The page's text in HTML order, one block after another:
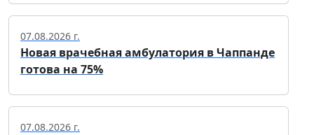
07.08.2026 г.
Новая врачебная амбулатория в Чаппанде
готова на 75%
07.08.2026 г.